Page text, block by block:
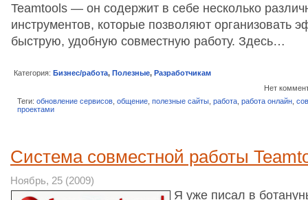
Teamtools — он содержит в себе несколько
инструментов, которые позволяют организовать
быструю, удобную совместную работу. Здесь…
Категория: Бизнес/работа, Полезные, Разработчикам
Нет
Теги: обновление сервисов общение полезные сайты работа работа онлайн
проектами
Cистема совместной работы
Ноябрь, 25 (2009)
Я уже писал в